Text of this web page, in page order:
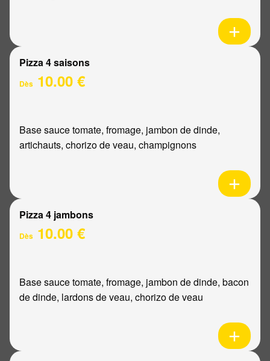
Pizza 4 saisons
Dès 10.00 €
Base sauce tomate, fromage, jambon de dinde,
artichauts, chorizo de veau, champignons
Pizza 4 jambons
Dès 10.00 €
Base sauce tomate, fromage, jambon de dinde, bacon
de dinde, lardons de veau, chorizo de veau